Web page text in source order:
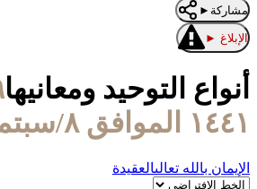
مشاركة ►
الإبلاغ ►
أنواع التوحيد ومعانيها
١٤٤١ الموافق ٨/سبتمبر/٢٠١٩
الإيمان بالله تعالىالعقيدة